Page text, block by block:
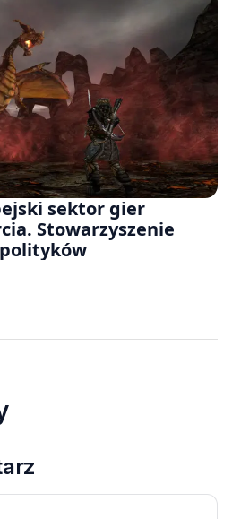
sektor gier
Stowarzyszenie